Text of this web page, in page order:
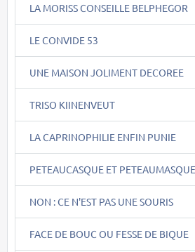
LA MORISS CONSEILLE BELPHEGOR
LE CONVIDE 53
UNE MAISON JOLIMENT DECOREE
TRISO KIINENVEUT
LA CAPRINOPHILIE ENFIN PUNIE
PETEAUCASQUE ET
NON : CE N'EST PAS UNE SOURIS
FACE DE BOUC OU FESSE DE BIQUE